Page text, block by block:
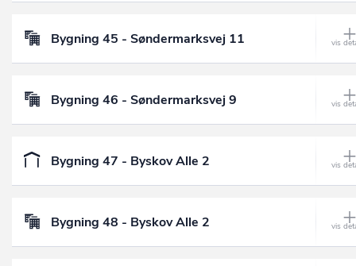
Bygning 45 - Søndermarksvej 11
Bygning 46 - Søndermarksvej 9
Bygning 47 - Byskov Alle 2
Bygning 48 - Byskov Alle 2